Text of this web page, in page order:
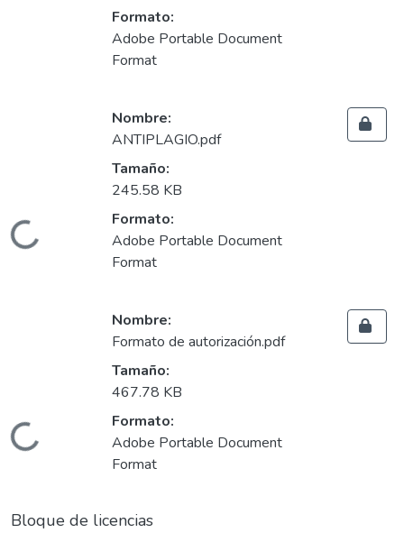
Formato:
Adobe Portable Document
Format
Nombre:
ANTIPLAGIO.pdf
Tamaño:
245.58 KB
Formato:
Adobe Portable Document
Format
Nombre:
Formato de autorización.pdf
Tamaño:
467.78 KB
Formato:
Adobe Portable Document
Format
Bloque de licencias